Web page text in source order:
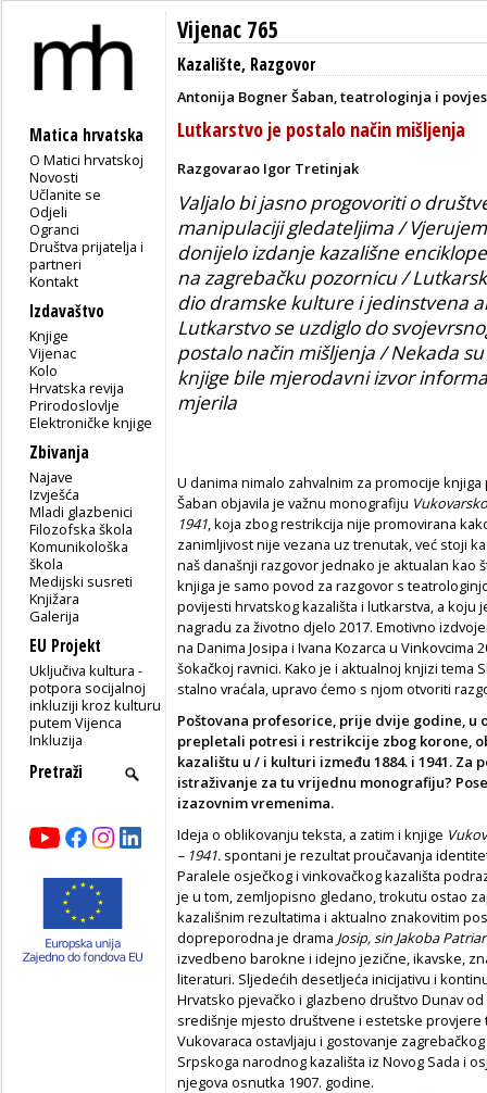
Matica hrvatska
O Matici hrvatskoj
Novosti
Učlanite se
Odjeli
Ogranci
Društva prijatelja i
partneri
Kontakt
Izdavaštvo
Knjige
Vijenac
Kolo
Hrvatska revija
Prirodoslovlje
Elektroničke knjige
Zbivanja
Najave
Izvješća
Mladi glazbenici
Filozofska škola
Komunikološka
škola
Medijski susreti
Knjižara
Galerija
EU Projekt
Uključiva kultura -
potpora socijalnoj
inkluziji kroz kulturu
putem Vijenca
Inkluzija
Vijenac 765
Kazalište, Razgovor
Antonija Bogner Šaban, teatrologinja i
Lutkarstvo je postalo način mišljenja
Razgovarao Igor Tretinjak
Valjalo bi jasno progovoriti o
manipulaciji gledateljima /
donijelo izdanje kazališne
na zagrebačku pozornicu /
dio dramske kulture i jedinstvena
Lutkarstvo se uzdiglo do
postalo način mišljenja / Nekada
knjige bile mjerodavni izvor
mjerila
U danima nimalo zahvalnim za promocije
Šaban objavila je važnu monografiju
1941 , koja zbog restrikcija nije promovirana
zanimljivost nije vezana uz trenutak, već stoji
naš današnji razgovor jednako je aktualan kao
knjiga je samo povod za razgovor s
povijesti hrvatskog kazališta i lutkarstva, a
nagradu za životno djelo 2017. Emotivno
na Danima Josipa i Ivana Kozarca u
šokačkoj ravnici. Kako je i aktualnoj knjizi tema
stalno vraćala, upravo ćemo s njom otvoriti
Poštovana profesorice, prije dvije godine, u
prepletali potresi i restrikcije zbog korone,
kazalištu u / i kulturi između 1884. i 1941. Za
istraživanje za tu vrijednu monografiju?
izazovnim vremenima.
Ideja o oblikovanju teksta, a zatim i knjige
– 1941. spontani je rezultat proučavanja
Paralele osječkog i vinkovačkog kazališta
je u tom, zemljopisno gledano, trokutu ostao
kazališnim rezultatima i aktualno znakovitim
dopreporodna je drama Josip, sin Jakoba
izvedbeno barokne i idejno jezične, ikavske,
literaturi. Sljedećih desetljeća inicijativu i
Hrvatsko pjevačko i glazbeno društvo Dunav
središnje mjesto društvene i estetske provjere
Vukovaraca ostavljaju i gostovanje
Srpskoga narodnog kazališta iz Novog Sada i
njegova osnutka 1907. godine.